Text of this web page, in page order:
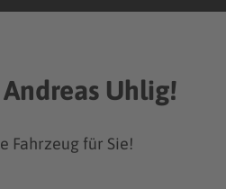
Uhlig!
Fahrzeug für Sie!